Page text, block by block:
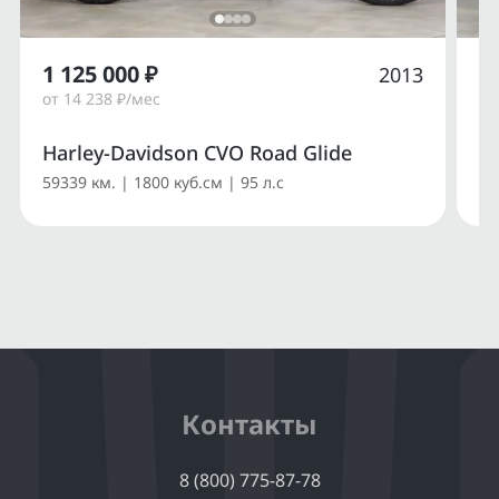
Harley-Davidson CVO Road Glide
59339 км. | 1800 куб.см | 95 л.с
1 125 000 ₽
от 14 238 ₽/мес
2013
Контакты
8 (800) 775-87-78